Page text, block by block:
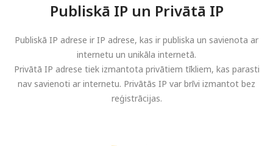
Publiskā IP un Privātā IP
Publiskā IP adrese ir IP adrese, kas ir publiska un savienota ar
internetu un unikāla internetā.
Privātā IP adrese tiek izmantota privātiem tīkliem, kas parasti
nav savienoti ar internetu. Privātās IP var brīvi izmantot bez
reģistrācijas.